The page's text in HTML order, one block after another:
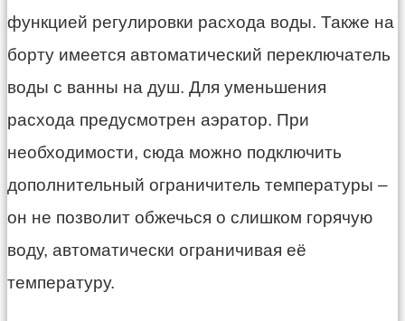
функцией регулировки расхода воды. Также на
борту имеется автоматический переключатель
воды с ванны на душ. Для уменьшения
расхода предусмотрен аэратор. При
необходимости, сюда можно подключить
дополнительный ограничитель температуры –
он не позволит обжечься о слишком горячую
воду, автоматически ограничивая её
температуру.